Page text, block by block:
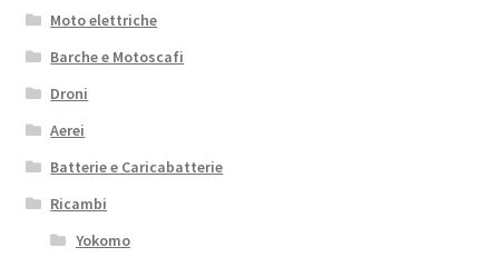
Moto elettriche
Barche e Motoscafi
Droni
Aerei
Batterie e Caricabatterie
Ricambi
Yokomo